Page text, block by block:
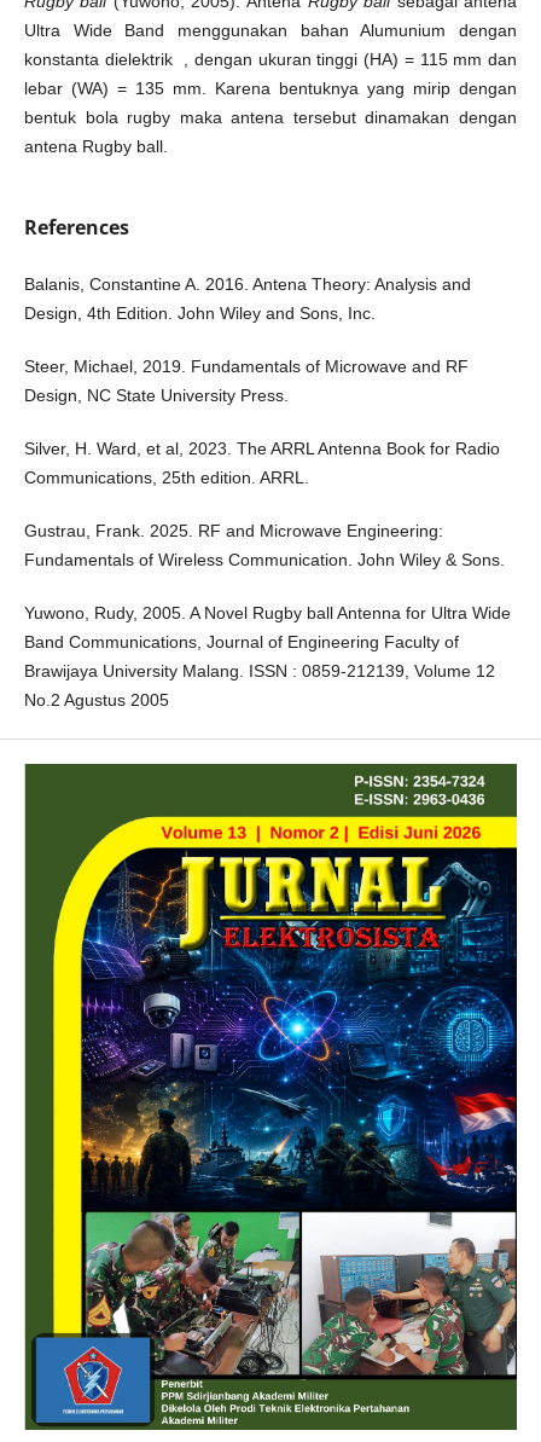
Ultra Wide Band menggunakan bahan Alumunium dengan
konstanta dielektrik , dengan ukuran tinggi (HA) = 115 mm dan
lebar (WA) = 135 mm. Karena bentuknya yang mirip dengan
bentuk bola rugby maka antena tersebut dinamakan dengan
antena Rugby ball.
References
Balanis, Constantine A. 2016. Antena Theory: Analysis and
Design, 4th Edition. John Wiley and Sons, Inc.
Steer, Michael, 2019. Fundamentals of Microwave and RF
Design, NC State University Press.
Silver, H. Ward, et al, 2023. The ARRL Antenna Book for Radio
Communications, 25th edition. ARRL.
Gustrau, Frank. 2025. RF and Microwave Engineering:
Fundamentals of Wireless Communication. John Wiley & Sons.
Yuwono, Rudy, 2005. A Novel Rugby ball Antenna for Ultra Wide
Band Communications, Journal of Engineering Faculty of
Brawijaya University Malang. ISSN : 0859-212139, Volume 12
No.2 Agustus 2005